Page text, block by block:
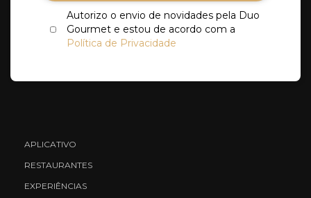
Autorizo o envio de novidades pela Duo
Gourmet e estou de acordo com a
Política de Privacidade
APLICATIVO
RESTAURANTES
EXPERIÊNCIAS